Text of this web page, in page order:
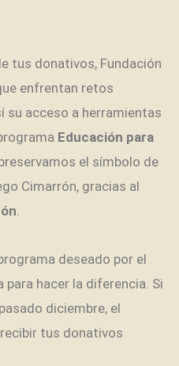
tus donativos, Fundación
enfrentan retos
su acceso a herramientas
Educación para
el símbolo de
Cimarrón, gracias al
deseado por el
para hacer la diferencia. Si
diciembre, el
tus donativos